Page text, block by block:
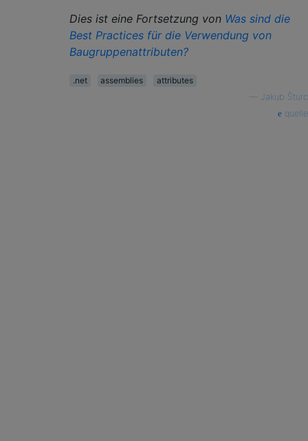
Dies ist eine Fortsetzung von Was sind die
Best Practices für die Verwendung von
Baugruppenattributen?
.net assemblies
attributes
Jakub Šturc
quelle